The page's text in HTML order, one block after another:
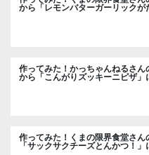
から「レモンバターガーリックが
作ってみた！かっちゃんねるさん
から「こんがりズッキーニピザ」
ました。
作ってみた！くまの限界食堂さん
「サックサクチーズとんかつ！」